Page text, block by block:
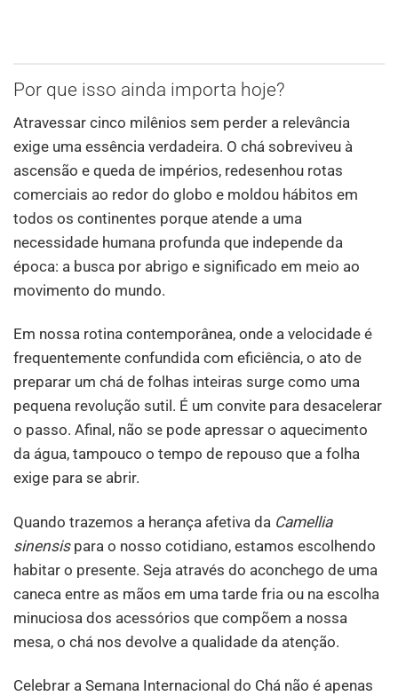
Por que isso ainda importa hoje?
Atravessar cinco milênios sem perder a relevância
exige uma essência verdadeira. O chá sobreviveu à
ascensão e queda de impérios, redesenhou rotas
comerciais ao redor do globo e moldou hábitos em
todos os continentes porque atende a uma
necessidade humana profunda que independe da
época: a busca por abrigo e significado em meio ao
movimento do mundo.
Em nossa rotina contemporânea, onde a velocidade é
frequentemente confundida com eficiência, o ato de
preparar um chá de folhas inteiras surge como uma
pequena revolução sutil. É um convite para desacelerar
o passo. Afinal, não se pode apressar o aquecimento
da água, tampouco o tempo de repouso que a folha
exige para se abrir.
Quando trazemos a herança afetiva da Camellia
sinensispara o nosso cotidiano, estamos escolhendo
habitar o presente. Seja através do aconchego de uma
caneca entre as mãos em uma tarde fria ou na escolha
minuciosa dos acessórios que compõem a nossa
mesa, o chá nos devolve a qualidade da atenção.
Celebrar a Semana Internacional do Chá não é apenas